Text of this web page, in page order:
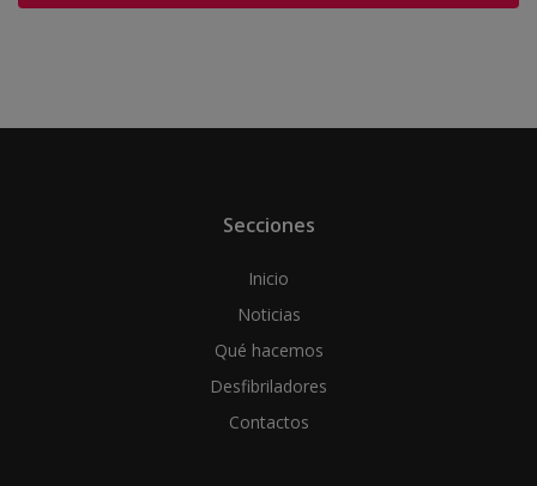
Secciones
Inicio
Noticias
Qué hacemos
Desfibriladores
Contactos